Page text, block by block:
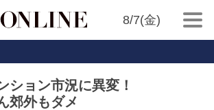
8/7(金)
ション市況に異変！
郊外もダメ